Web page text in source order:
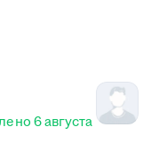
6 августа